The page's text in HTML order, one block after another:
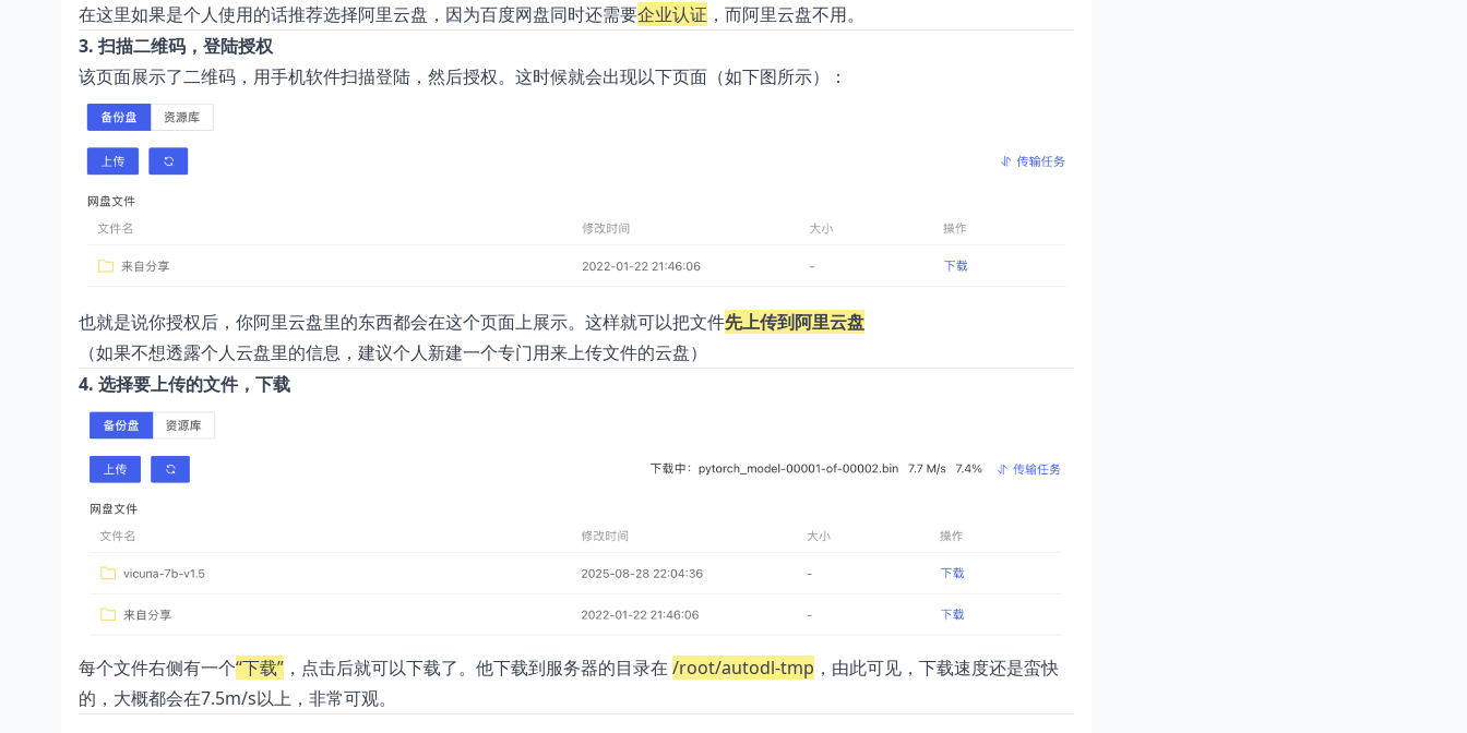
在这里如果是个人使用的话推荐选择阿里云盘，因为百度网盘同时还需要企业认证 ，而阿里云盘不用。
3. 扫描二维码，登陆授权
该页面展示了二维码，用手机软件扫描登陆，然后授权。这时候就会出现以下页面（如下图所示）：
也就是说你授权后，你阿里云盘里的东西都会在这个页面上展示。这样就可以把文件先上传到阿里云盘
（如果不想透露个人云盘里的信息，建议个人新建一个专门用来上传文件的云盘）
4. 选择要上传的文件，下载
每个文件右侧有一个“下载” ，点击后就可以下载了。他下载到服务器的目录在 /root/autodl-tmp ，由此可见，下载速度还是蛮快
的，大概都会在7.5m/s以上，非常可观。